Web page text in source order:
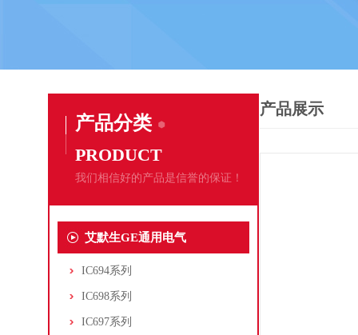
产品分类
PRODUCT
我们相信好的产品是信誉的保证！
艾默生GE通用电气
IC694系列
IC698系列
IC697系列
产品展示